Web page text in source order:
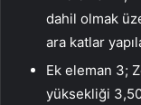
dahil olmak
ara katlar
Ek eleman 3;
yüksekliği